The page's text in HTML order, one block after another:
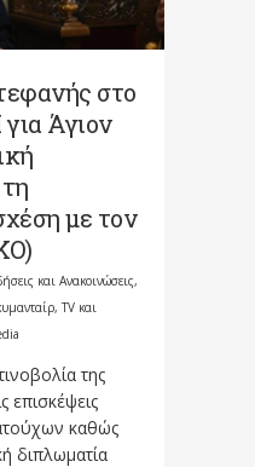
στο
Άγιον
με τον
και Ανακοινώσεις,
TV και
της
επισκέψεις
καθώς
διπλωματία